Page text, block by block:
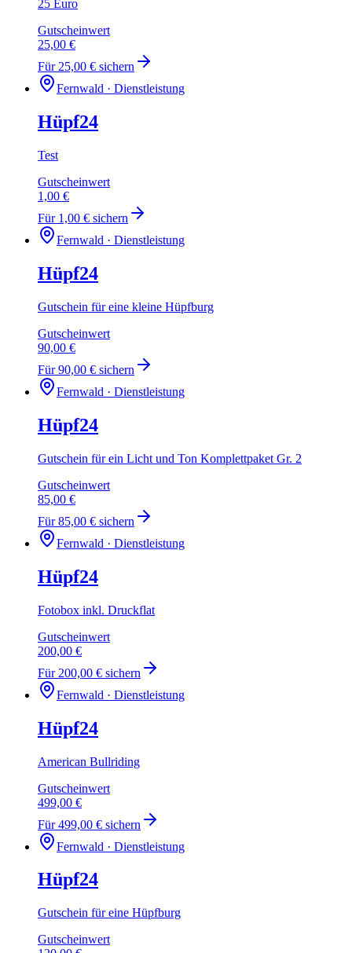
25 Euro
Gutscheinwert
25,00 €
Für25,00 € sichern
Fernwald · Dienstleistung
Hüpf24
Test
Gutscheinwert
1,00 €
Für 1,00 € sichern
Fernwald · Dienstleistung
Hüpf24
Gutschein für eine kleine Hüpfburg
Gutscheinwert
90,00 €
Für90,00 € sichern
Fernwald · Dienstleistung
Hüpf24
Gutschein für ein Licht und Ton Komplettpaket Gr. 2
Gutscheinwert
85,00 €
Für85,00 € sichern
Fernwald · Dienstleistung
Hüpf24
Fotobox inkl. Druckflat
Gutscheinwert
200,00 €
Für 200,00 € sichern
Fernwald · Dienstleistung
Hüpf24
American Bullriding
Gutscheinwert
499,00 €
Für499,00 € sichern
Fernwald · Dienstleistung
Hüpf24
Gutschein für eine Hüpfburg
Gutscheinwert